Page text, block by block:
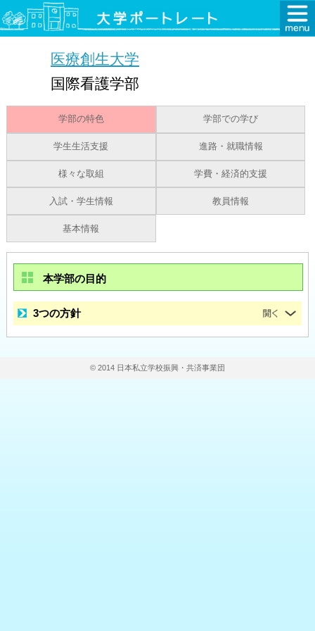
医療創生大学
国際看護学部
学部の特色 学部での学び
学生生活支援 進路・就職情報
様々な取組 学費・経済的支援
入試・学生情報 教員情報
基本情報
本学部の目的
3つの方針
© 2014 日本私立学校振興・共済事業団